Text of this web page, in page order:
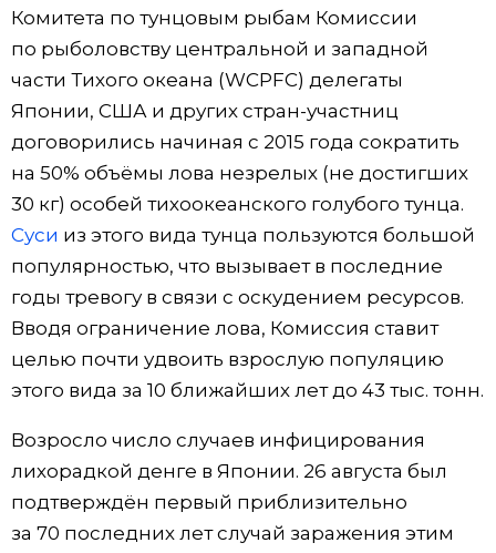
Комитета по тунцовым рыбам Комиссии
по рыболовству центральной и западной
части Тихого океана (WCPFC) делегаты
Японии, США и других стран-участниц
договорились начиная с 2015 года сократить
на 50% объёмы лова незрелых (не достигших
30 кг) особей тихоокеанского голубого тунца.
Суси из этого вида тунца пользуются большой
популярностью, что вызывает в последние
годы тревогу в связи с оскудением ресурсов.
Вводя ограничение лова, Комиссия ставит
целью почти удвоить взрослую популяцию
этого вида за 10 ближайших лет до 43 тыс. тонн.
Возросло число случаев инфицирования
лихорадкой денге в Японии. 26 августа был
подтверждён первый приблизительно
за 70 последних лет случай заражения этим